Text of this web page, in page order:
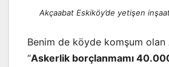
Akçaabat Eskiköy’de yetişen
Benim de köyde komşum olan
“Askerlik borçlanmamı